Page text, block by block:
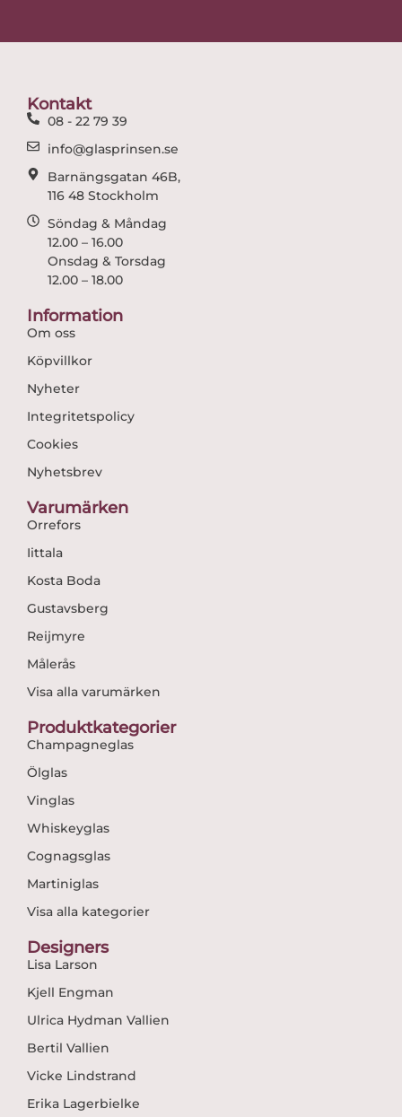
Kontakt
08 - 22 79 39
info@glasprinsen.se
Barnängsgatan 46B,
116 48 Stockholm
Söndag & Måndag
12.00 – 16.00
Onsdag & Torsdag
12.00 – 18.00
Information
Om oss
Köpvillkor
Nyheter
Integritetspolicy
Cookies
Nyhetsbrev
Varumärken
Orrefors
Iittala
Kosta Boda
Gustavsberg
Reijmyre
Målerås
Visa alla varumärken
Produktkategorier
Champagneglas
Ölglas
Vinglas
Whiskeyglas
Cognagsglas
Martiniglas
Visa alla kategorier
Designers
Lisa Larson
Kjell Engman
Ulrica Hydman Vallien
Bertil Vallien
Vicke Lindstrand
Erika Lagerbielke